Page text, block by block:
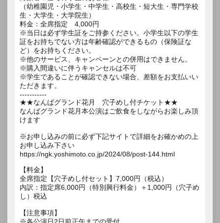
（幼稚園児・小学生・中学生・高校生・短大生・専門学校
生・大学生・大学院生）
料金：全席指定 4,000円
※当日は必ず学生証をご持参ください。小学生以下の学生
証をお持ちでない方は年齢確認ができるもの（保険証な
ど）をお持ちください。
※他のサービス、キャンペーンとの併用はできません。
※購入間違いに伴うキャンセルは不可
※学生であることが確認できない場合、差額をお支払いい
ただきます。
-----------
★★なんばグランド花月 穴子めし付チケット★★
なんばグランド花月本公演はご飲食をしながらお楽しみ頂
けます
※お申し込みの前に必ず下記サイトで詳細をお確かめの上
お申し込み下さい
https://ngk.yoshimoto.co.jp/2024/08/post-144.html
【料金】
全席指定【穴子めし付セット】7,000円（税込）
内訳：指定席6,000円（特別興行料金）＋1,000円（穴子め
し）税込
【注意事項】